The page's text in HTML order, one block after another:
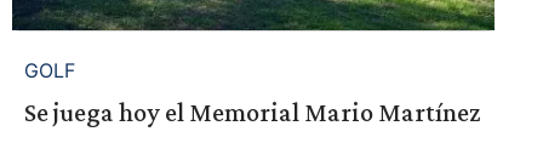
GOLF
Se juega hoy el Memorial Mario Martínez